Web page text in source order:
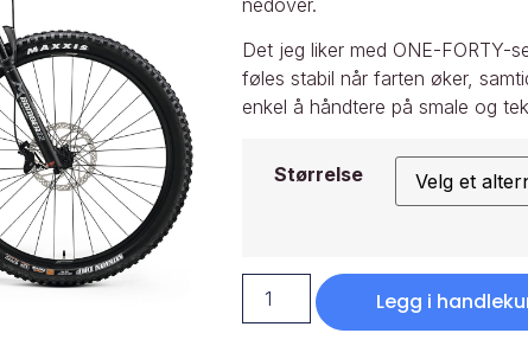
Det jeg liker med ONE-FORTY-
føles stabil når farten øker,
enkel å håndtere på smale og
Størrelse
Legg i